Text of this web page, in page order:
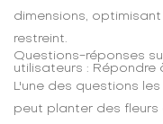
dimensions,
restreint.
Questions-réponses
utilisateurs :
L'une des questions
peut planter des